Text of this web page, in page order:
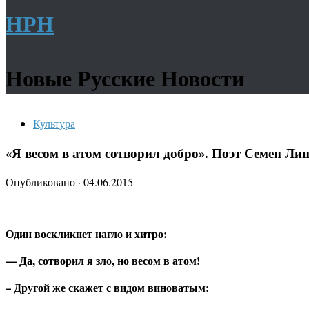
НРН
Новые Русские Новости
Культура
«Я весом в атом сотворил добро». Поэт Семен
Опубликовано · 04.06.2015
Один воскликнет нагло и хитро:
— Да, сотворил я зло, но весом в атом!
– Другой же скажет с видом виноватым: